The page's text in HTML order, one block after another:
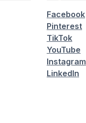
Facebook
Pinterest
TikTok
YouTube
Instagram
LinkedIn